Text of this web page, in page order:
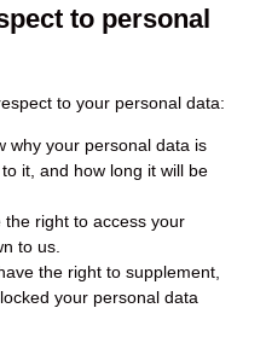
to personal
to your personal data:
why your personal data is
it, and how long it will be
the right to access your
to us.
the right to supplement,
your personal data